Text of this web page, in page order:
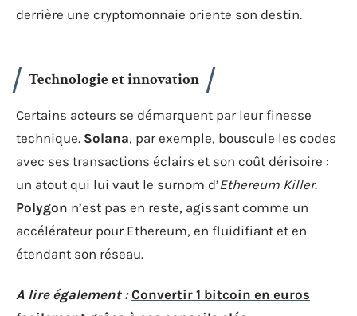
derrière une cryptomonnaie oriente son destin.
Technologie et innovation
Certains acteurs se démarquent par leur finesse
technique. Solana, par exemple, bouscule les codes
avec ses transactions éclairs et son coût dérisoire :
un atout qui lui vaut le surnom d’Ethereum Killer.
Polygon n’est pas en reste, agissant comme un
accélérateur pour Ethereum, en fluidifiant et en
étendant son réseau.
A lire également : Convertir 1 bitcoin en euros